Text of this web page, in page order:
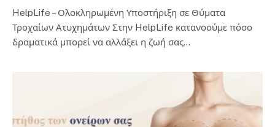
HelpLife – Ολοκληρωμένη Υποστήριξη σε Θύματα
Τροχαίων Ατυχημάτων Στην HelpLife κατανοούμε πόσο
δραματικά μπορεί να αλλάξει η ζωή σας…